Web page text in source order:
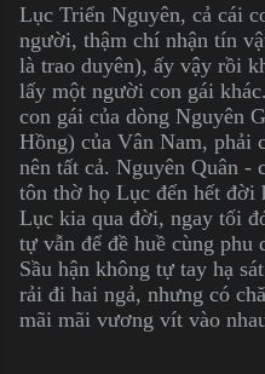
Lục Triển Nguyên, cả cái
người, thậm chí nhận tín
là trao duyên), ấy vậy rồi
lấy một người con gái
con gái của dòng Nguyên
Hồng) của Vân Nam, phải
nên tất cả. Nguyên Quân -
tôn thờ họ Lục đến hết đời
Lục kia qua đời, ngay tối
tự vẫn để đề huề cùng
Sầu hận không tự tay hạ
rải đi hai ngả, nhưng có
mãi mãi vương vít vào